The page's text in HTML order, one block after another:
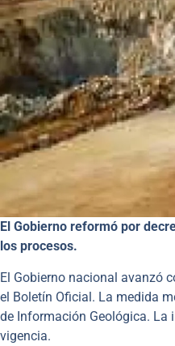
El Gobierno reformó por
los procesos.
El Gobierno nacional avanzó
el Boletín Oficial. La medida
de Información Geológica. La
vigencia.